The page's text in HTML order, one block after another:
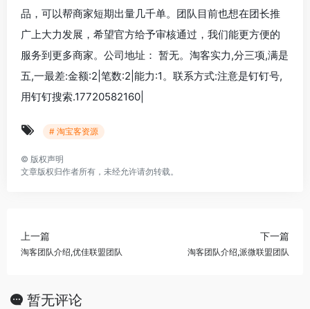
品，可以帮商家短期出量几千单。团队目前也想在团长推
广上大力发展，希望官方给予审核通过，我们能更方便的
服务到更多商家。公司地址： 暂无。淘客实力,分三项,满是
五,一最差:金额:2|笔数:2|能力:1。联系方式:注意是钉钉号,
用钉钉搜索.17720582160|
# 淘宝客资源
© 版权声明
文章版权归作者所有，未经允许请勿转载。
上一篇
淘客团队介绍,优佳联盟团队
下一篇
淘客团队介绍,派微联盟团队
暂无评论